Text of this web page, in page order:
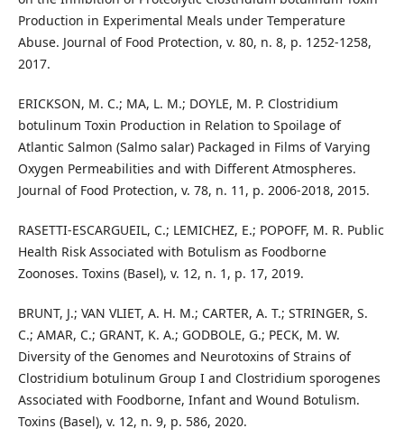
Production in Experimental Meals under Temperature
Abuse. Journal of Food Protection, v. 80, n. 8, p. 1252-1258,
2017.
ERICKSON, M. C.; MA, L. M.; DOYLE, M. P. Clostridium
botulinum Toxin Production in Relation to Spoilage of
Atlantic Salmon (Salmo salar) Packaged in Films of Varying
Oxygen Permeabilities and with Different Atmospheres.
Journal of Food Protection, v. 78, n. 11, p. 2006-2018, 2015.
RASETTI-ESCARGUEIL, C.; LEMICHEZ, E.; POPOFF, M. R. Public
Health Risk Associated with Botulism as Foodborne
Zoonoses. Toxins (Basel), v. 12, n. 1, p. 17, 2019.
BRUNT, J.; VAN VLIET, A. H. M.; CARTER, A. T.; STRINGER, S.
C.; AMAR, C.; GRANT, K. A.; GODBOLE, G.; PECK, M. W.
Diversity of the Genomes and Neurotoxins of Strains of
Clostridium botulinum Group I and Clostridium sporogenes
Associated with Foodborne, Infant and Wound Botulism.
Toxins (Basel), v. 12, n. 9, p. 586, 2020.